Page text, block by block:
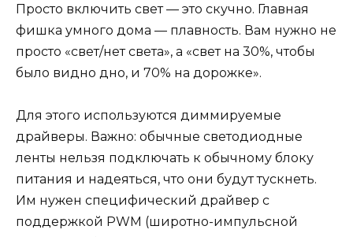
Просто включить свет — это скучно. Главная
фишка умного дома — плавность. Вам нужно не
просто «свет/нет света», а «свет на 30%, чтобы
было видно дно, и 70% на дорожке».
Для этого используются диммируемые
драйверы. Важно: обычные светодиодные
ленты нельзя подключать к обычному блоку
питания и надеяться, что они будут тускнеть.
Им нужен специфический драйвер с
поддержкой PWM (широтно-импульсной